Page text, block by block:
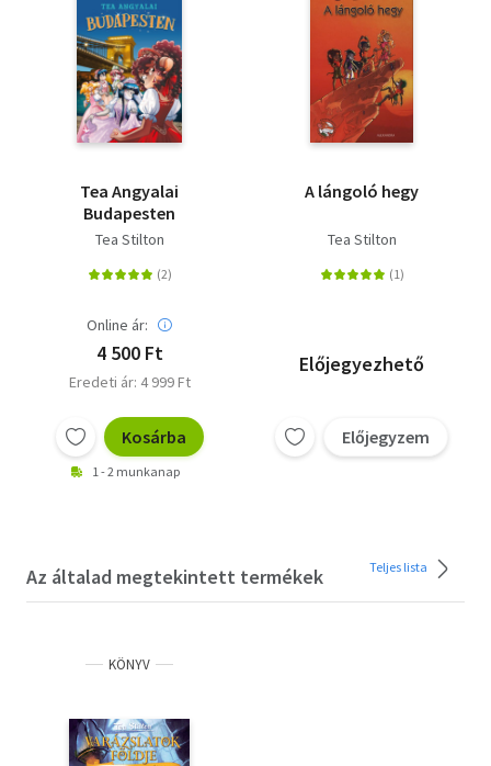
Tea Angyalai
Budapesten
Tea Stilton
Online ár:
4 500 Ft
Eredeti ár: 4 999 Ft
Kosárba
1 - 2 munkanap
A lángoló hegy
Tea Stilton
Előjegyezhető
Előjegyzem
Az általad megtekintett termékek Teljes lista
KÖNYV